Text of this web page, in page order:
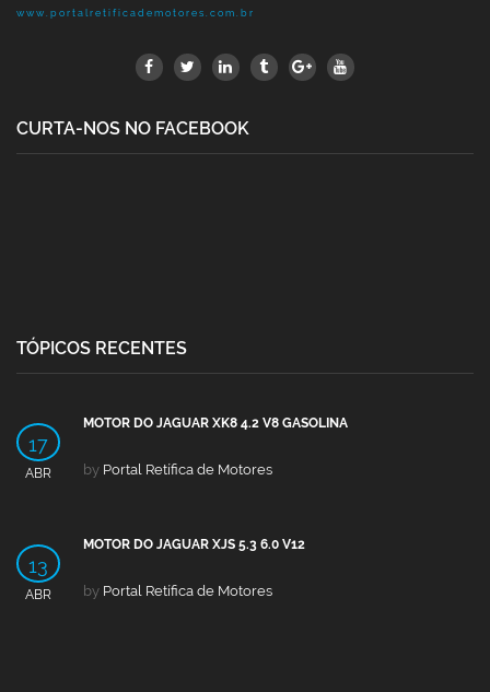
www.portalretificademotores.com.br
CURTA-NOS NO FACEBOOK
TÓPICOS RECENTES
17
ABR
MOTOR DO JAGUAR XK8 4.2 V8 GASOLINA
by Portal Retífica de Motores
13
ABR
MOTOR DO JAGUAR XJS 5.3 6.0 V12
by Portal Retífica de Motores